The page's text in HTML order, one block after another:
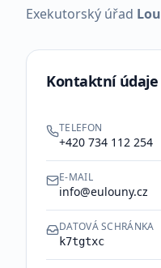
Exekutorský úřad
Kontaktní údaje
TELEFON
+420 734 112 254
E-MAIL
info@eulouny.cz
DATOVÁ SCHRÁNKA
k7tgtxc